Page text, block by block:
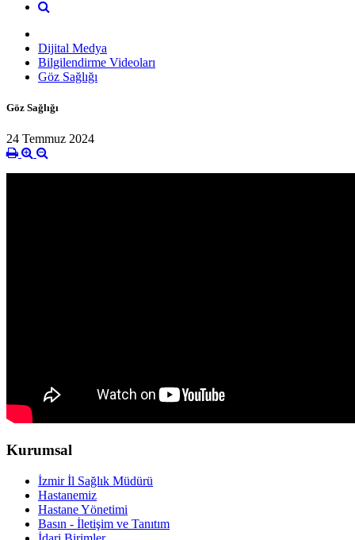
Dijital Medya
Bilgilendirme Videoları
Göz Sağlığı
Göz Sağlığı
24 Temmuz 2024
Kurumsal
İzmir İl Sağlık Müdürü
Hastanemiz
Hastane Yönetimi
Basın - İletişim ve Tanıtım